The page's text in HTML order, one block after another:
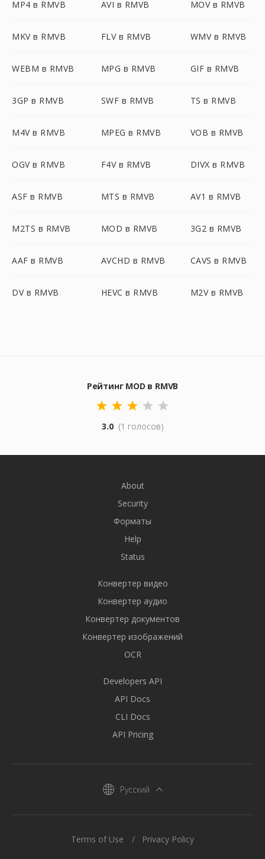
MP4 в RMVB AVI в RMVB MOV в RMVB
MKV в RMVB FLV в RMVB WMV в RMVB
WEBM в RMVB MPG в RMVB GIF в RMVB
3GP в RMVB SWF в RMVB TS в RMVB
M4V в RMVB MPEG в RMVB VOB в RMVB
OGV в RMVB F4V в RMVB DIVX в RMVB
ASF в RMVB MTS в RMVB AV1 в RMVB
M2TS в RMVB MOD в RMVB 3G2 в RMVB
AAF в RMVB AVCHD в RMVB CAVS в RMVB
DV в RMVB HEVC в RMVB M2V в RMVB
Рейтинг MOD в RMVB
3.0 (1 голосов)
About
Security
Форматы
Help
Status
Конвертер видео
Конвертер аудио
Конвертер документов
Конвертер изображений
OCR
Developers API
API Docs
CLI Docs
API Pricing
Русский
Terms of Use Privacy Policy